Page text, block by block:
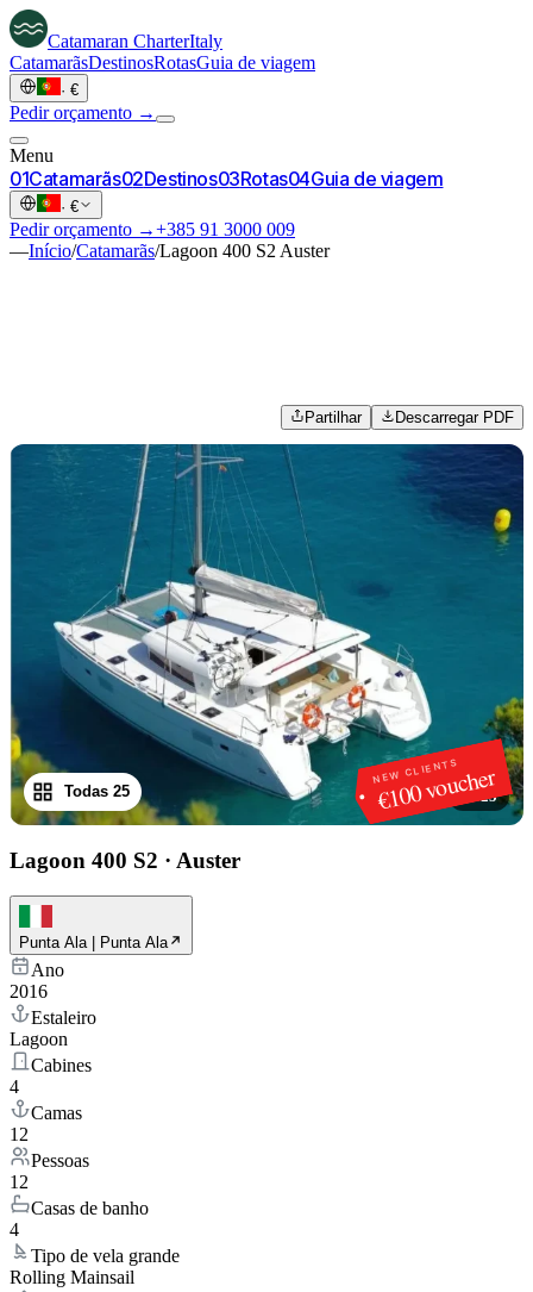
Catamaran CharterItaly
CatamarãsDestinosRotasGuia de viagem
· €
Pedir orçamento →
Menu
01Catamarãs02Destinos03Rotas04Guia de viagem
· €
Pedir orçamento →+385 91 3000 009
—Início/Catamarãs/Lagoon 400 S2 Auster
Partilhar Descarregar PDF
NEW CLIENTS
€100 voucher
1/25
Todas 25
Lagoon 400 S2 · Auster
Punta Ala | Punta Ala
Ano
2016
Estaleiro
Lagoon
Cabines
4
Camas
12
Pessoas
12
Casas de banho
4
Tipo de vela grande
Rolling Mainsail